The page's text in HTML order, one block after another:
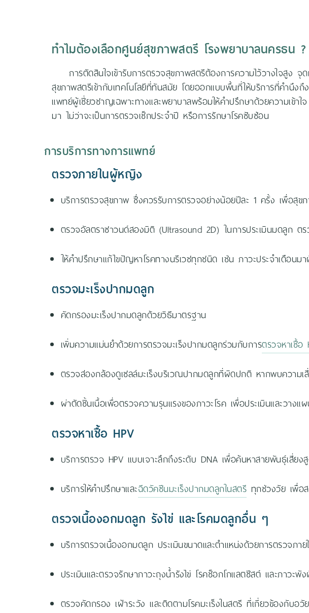
ทำไมต้องเลือกศูนย์สุขภาพสตรี โรงพยาบาลนครธน ?
การตัดสินใจเข้ารับการตรวจสุขภาพสตรีต้องการความไว้วางใจสู
สุขภาพสตรีเข้ากับเทคโนโลยีที่ทันสมัย โดยออกแบบพื้นที่ให้บริการที่คำนึง
แพทย์ผู้เชี่ยวชาญเฉพาะทางและพยาบาลพร้อมให้คำปรึกษาด้วยความเข้
มา ไม่ว่าจะเป็นการตรวจเช็กประจำปี หรือการรักษาโรคซับซ้อน
การบริการทางการแพทย์
ตรวจภายในผู้หญิง
บริการตรวจสุขภาพ ซึ่งควรรับการตรวจอย่างน้อยปีละ 1 ครั้ง เพื่อสุ
ตรวจอัลตราซาวนด์สองมิติ (Ultrasound 2D) ในการประเมินมดลูก ตร
ให้คำปรึกษาแก้ไขปัญหาโรคทางนรีเวชทุกชนิด เช่น ภาวะประจำเดื
ตรวจมะเร็งปากมดลูก
คัดกรองมะเร็งปากมดลูกด้วยวิธีมาตรฐาน
เพิ่มความแม่นยำด้วยการตรวจมะเร็งปากมดลูกร่วมกับการตรวจหาเชื้อ
ตรวจส่องกล้องดูเซลล์มะเร็งบริเวณปากมดลูกที่ผิดปกติ หากพบความเ
ผ่าตัดชิ้นเนื้อเพื่อตรวจความรุนแรงของภาวะโรค เพื่อประเมินและวางแ
ตรวจหาเชื้อ HPV
บริการตรวจ HPV แบบเจาะลึกถึงระดับ DNA เพื่อค้นหาสายพันธุ์เสี่ยง
บริการให้คำปรึกษาและฉีดวัคซีนมะเร็งปากมดลูกในสตรี ทุกช่วงวัย เพื่อ
ตรวจเนื้องอกมดลูก รังไข่ และโรคมดลูกอื่น ๆ
บริการตรวจเนื้องอกมดลูก ประเมินขนาดและตำแหน่งด้วยการตรวจภา
ประเมินและตรวจรักษาภาวะถุงน้ำรังไข่ โรคช็อกโกแลตซีสต์ และภาวะพั
ตรวจคัดกรอง เฝ้าระวัง และติดตามโรคมะเร็งในสตรี ที่เกี่ยวข้องกับอ